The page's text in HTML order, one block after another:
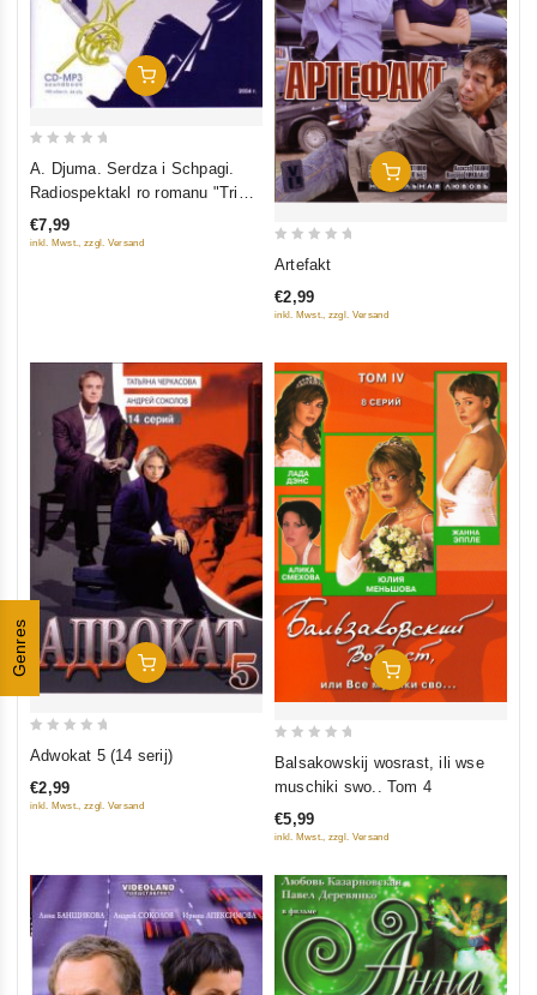
Genres
In Den Warenkorb
5
A. Djuma. Serdza i Schpagi.
Radiospektakl ro romanu "Tri
Muschketera" (audiokniga mp3)
€7,99
inkl. Mwst., zzgl. Versand
In Den Warenkorb
of
Artefakt
€2,99
inkl. Mwst., zzgl. Versand
In Den Warenkorb
of
Adwokat 5 (14 serij)
€2,99
inkl. Mwst., zzgl. Versand
In Den Warenkorb
5
Balsakowskij wosrast, ili wse
muschiki swo.. Tom 4
€5,99
inkl. Mwst., zzgl. Versand